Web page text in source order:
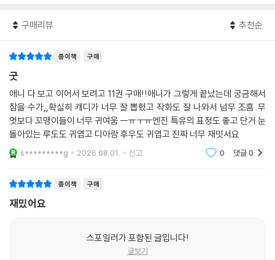
구매리뷰 추천순
종이책 구매
굿
애니 다 보고 이어서 보려고 11권 구매!!애니가 그렇게 끝났는데 궁금해서
참을 수가,,확실히 캐디가 너무 잘 뽑혔고 작화도 잘 나와서 넘무 조흠..무
엇보다 꼬맹이들이 너무 귀여움 ㅡㅠㅜㅠ엔진 특유의 표정도 좋고 단거 눈
돌아있는 루도도 귀엽고 디아랑 후우도 귀엽고 진짜 너무 재밋서요
s*********g 2026.08.01. 신고 0 댓글0
종이책 구매
재밌어요
스포일러가 포함된 글입니다!
글보기